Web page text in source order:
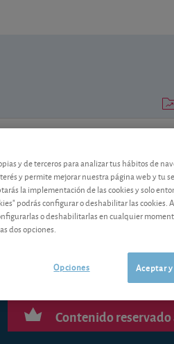
2 min.
Adolfo
Los buenos
el vigor a la
Contenido reservado
y de terceros para analizar tus hábitos de
y permite mejorar nuestra página web y tu
la implementación de las cookies y solo
podrás configurar o deshabilitar las cookies.
o deshabilitarlas en cualquier
dos opciones.
Aceptar
Opciones